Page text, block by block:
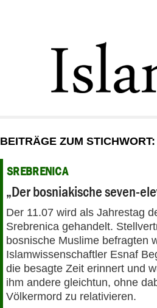
GESELLSCHAFT
STARTSEITE
DEBATTE
PANORAMA
BEITRÄGE ZUM
SREBRENICA
„Der bosniakische seven-
Der 11.07 wird als Jahrestag
Srebrenica gehandelt.
bosnische Muslime befragten
Islamwissenschaftler Esnaf
die besagte Zeit erinnert und
ihm andere gleichtun, ohne
Völkermord zu relativieren.